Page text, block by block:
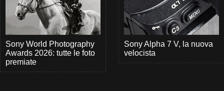
Sony World Photography
Awards 2026: tutte le foto
premiate
Sony Alpha 7 V, la nuova
velocista